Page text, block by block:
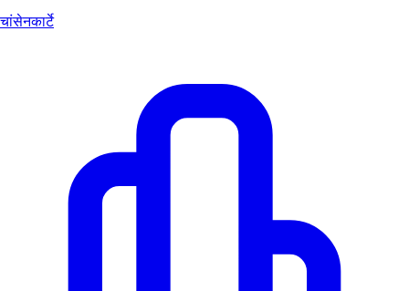
चांसेनकार्टे